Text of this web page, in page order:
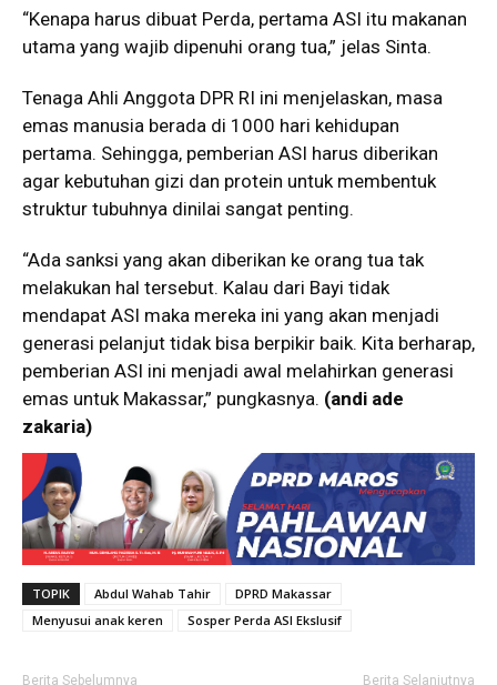
“Kenapa harus dibuat Perda, pertama ASI itu makanan
utama yang wajib dipenuhi orang tua,” jelas Sinta.
Tenaga Ahli Anggota DPR RI ini menjelaskan, masa
emas manusia berada di 1000 hari kehidupan
pertama. Sehingga, pemberian ASI harus diberikan
agar kebutuhan gizi dan protein untuk membentuk
struktur tubuhnya dinilai sangat penting.
“Ada sanksi yang akan diberikan ke orang tua tak
melakukan hal tersebut. Kalau dari Bayi tidak
mendapat ASI maka mereka ini yang akan menjadi
generasi pelanjut tidak bisa berpikir baik. Kita berharap,
pemberian ASI ini menjadi awal melahirkan generasi
emas untuk Makassar,” pungkasnya. (andi ade
zakaria)
TOPIK Abdul Wahab Tahir
DPRD Makassar
Menyusui anak keren
Sosper Perda ASI Ekslusif
Berita Sebelumnya Berita Selanjutnya